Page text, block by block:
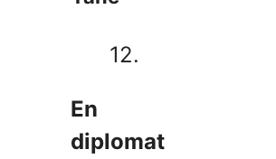
12.
En
diplomat